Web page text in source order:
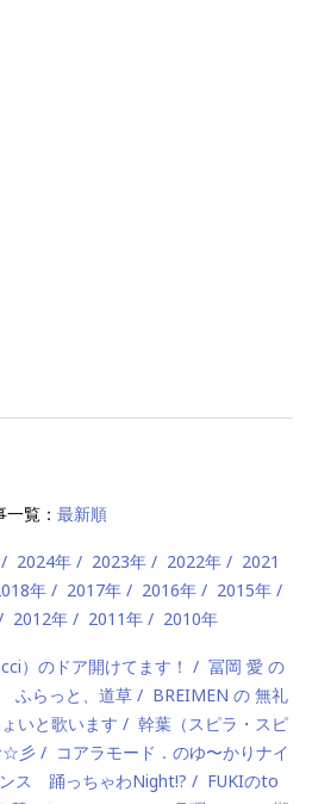
一覧： 最新順
2024年 2023年 2022年
2021
年 2017年 2016年
2015年
2012年 2011年 2010年
）のドア開けてます！
冨岡 愛 の
ふらっと、道草
BREIMEN の 無礼
いと歌います
幹葉（スピラ・スピ
☆彡
コアラモード．のゆ〜かりナイ
ス 踊っちゃわNight!?
FUKIのto